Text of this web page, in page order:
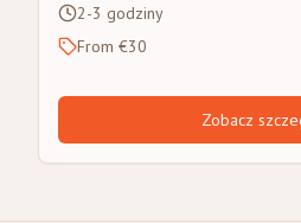
2-3 godziny
From €30
Zobacz